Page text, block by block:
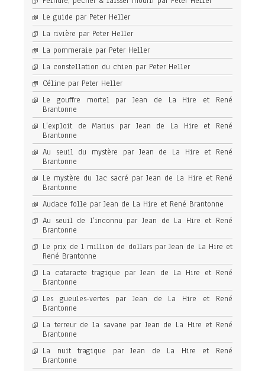
Le guide par Peter Heller
La rivière par Peter Heller
La pommeraie par Peter Heller
La constellation du chien par Peter Heller
Céline par Peter Heller
Le gouffre mortel par Jean de La Hire et René
Brantonne
L’exploit de Marius par Jean de La Hire et René
Brantonne
Au seuil du mystère par Jean de La Hire et René
Brantonne
Le mystère du lac sacré par Jean de La Hire et René
Brantonne
Audace folle par Jean de La Hire et René Brantonne
Au seuil de l’inconnu par Jean de La Hire et René
Brantonne
Le prix de 1 million de dollars par Jean de La Hire et
René Brantonne
La cataracte tragique par Jean de La Hire et René
Brantonne
Les gueules-vertes par Jean de La Hire et René
Brantonne
La terreur de la savane par Jean de La Hire et René
Brantonne
La nuit tragique par Jean de La Hire et René
Brantonne